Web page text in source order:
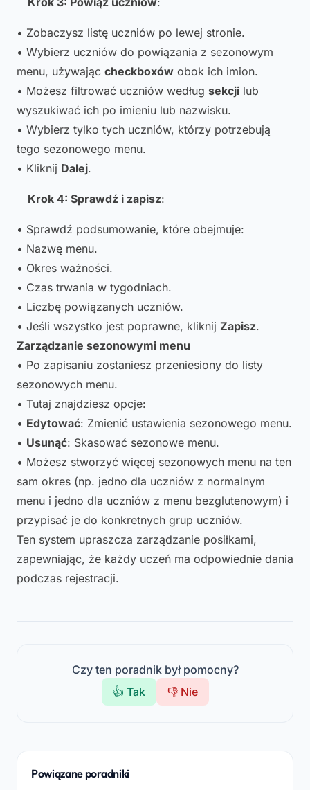
• Zobaczysz listę uczniów po lewej stronie.
• Wybierz uczniów do powiązania z sezonowym
menu, używając checkboxów obok ich imion.
• Możesz filtrować uczniów według sekcji lub
wyszukiwać ich po imieniu lub nazwisku.
• Wybierz tylko tych uczniów, którzy potrzebują
tego sezonowego menu.
• Kliknij Dalej.
Krok 4: Sprawdź i zapisz:
• Sprawdź podsumowanie, które obejmuje:
• Nazwę menu.
• Okres ważności.
• Czas trwania w tygodniach.
• Liczbę powiązanych uczniów.
• Jeśli wszystko jest poprawne, kliknij Zapisz.
Zarządzanie sezonowymi menu
• Po zapisaniu zostaniesz przeniesiony do listy
sezonowych menu.
• Tutaj znajdziesz opcje:
• Edytować: Zmienić ustawienia sezonowego menu.
• Usunąć: Skasować sezonowe menu.
• Możesz stworzyć więcej sezonowych menu na ten
sam okres (np. jedno dla uczniów z normalnym
menu i jedno dla uczniów z menu bezglutenowym) i
przypisać je do konkretnych grup uczniów.
Ten system upraszcza zarządzanie posiłkami,
zapewniając, że każdy uczeń ma odpowiednie dania
podczas rejestracji.
Czy ten poradnik był pomocny?
👍 Tak
👎 Nie
Powiązane poradniki